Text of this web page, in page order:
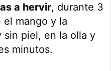
a hervir, durante 3
el mango y la
sin piel, en la olla y
minutos.